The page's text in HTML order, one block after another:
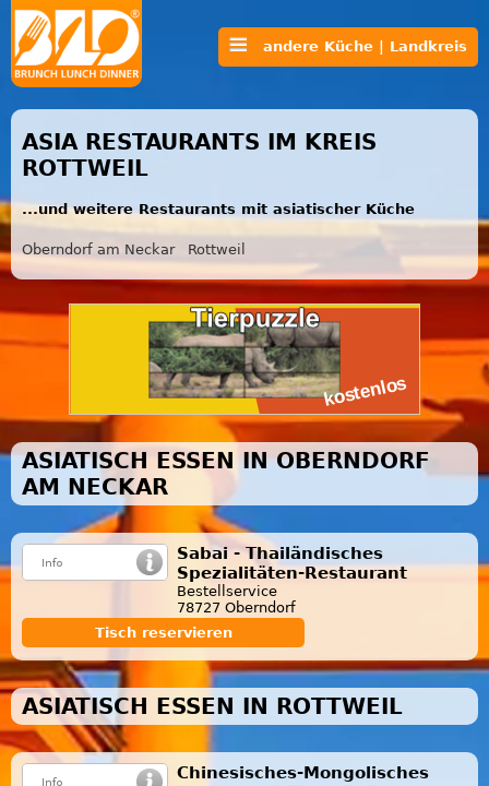
andere Küche | Landkreis
ASIA RESTAURANTS IM KREIS
ROTTWEIL
...und weitere Restaurants mit asiatischer Küche
Oberndorf am Neckar Rottweil
ASIATISCH ESSEN IN OBERNDORF
AM NECKAR
Sabai - Thailändisches
Spezialitäten-Restaurant
Bestellservice
78727 Oberndorf
Tisch reservieren
ASIATISCH ESSEN IN ROTTWEIL
Chinesisches-Mongolisches